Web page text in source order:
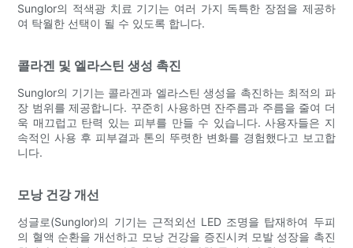
Sunglor의 적색광 치료 기기는 여러 가지 독특한 장점을 제공하
여 탁월한 선택이 될 수 있도록 합니다.
콜라겐 및 엘라스틴 생성 촉진
Sunglor의 기기는 콜라겐과 엘라스틴 생성을 촉진하는 최적의 파
장 범위를 제공합니다. 꾸준히 사용하면 잔주름과 주름을 줄여 더
욱 매끄럽고 탄력 있는 피부를 만들 수 있습니다. 사용자들은 지
속적인 사용 후 피부결과 톤의 뚜렷한 변화를 경험했다고 보고합
니다.
모낭 건강 개선
성글로(Sunglor)의 기기는 근적외선 LED 조명을 탑재하여 두피
의 혈액 순환을 개선하고 모낭 건강을 증진시켜 모발 성장을 촉진